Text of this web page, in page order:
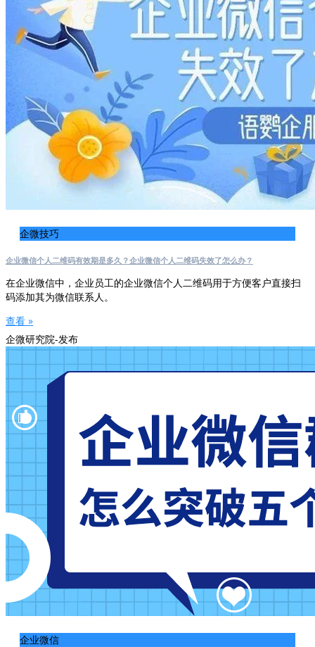
企微技巧
企业微信个人二维码有效期是多久？企业微信个人二维码失效了怎么办？
在企业微信中，企业员工的企业微信个人二维码用于方便客户直接扫
码添加其为微信联系人。
查看 »
企微研究院-发布
企业微信